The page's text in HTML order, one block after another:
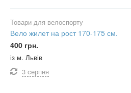
Товари для велоспорту
Вело жилет на рост 170-175 см.
400 грн.
із м. Львів
3 серпня